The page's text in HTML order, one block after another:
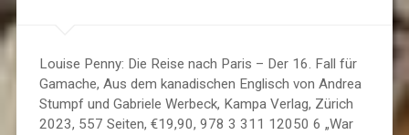
Louise Penny: Die Reise nach Paris – Der 16. Fall für
Gamache, Aus dem kanadischen Englisch von Andrea
Stumpf und Gabriele Werbeck, Kampa Verlag, Zürich
2023, 557 Seiten, €19,90, 978 3 311 12050 6 „War